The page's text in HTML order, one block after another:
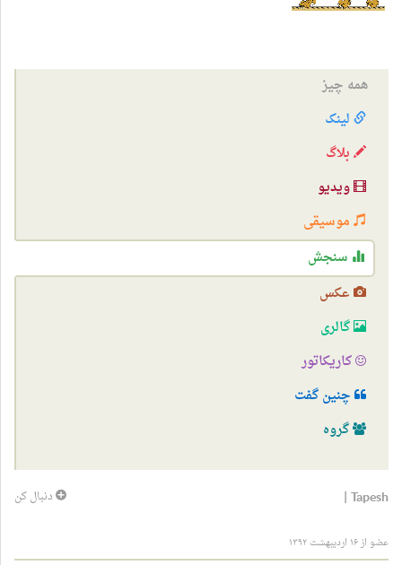
همه چیز
لینک
بلاگ
ویدیو
موسیقی
سنجش
عکس
گالری
کاریکاتور
چنین گفت
گروه
دنبال کن Tapesh
|
عضو از ۱۶ اردیبهشت ۱۳۹۲